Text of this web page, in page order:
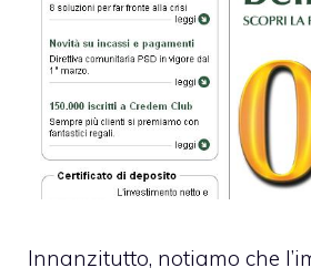
Innanzitutto, notiamo che